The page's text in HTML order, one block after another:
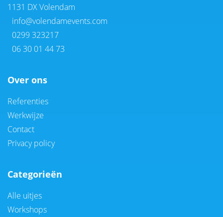
1131 DX Volendam
info@volendamevents.com
0299 323217
06 30 01 44 73
Over ons
Referenties
Werkwijze
Contact
Privacy policy
Categorieën
Alle uitjes
Workshops